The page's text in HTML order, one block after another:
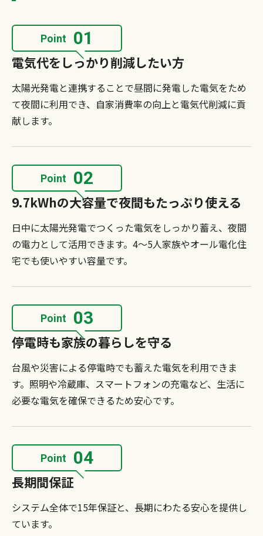
Point 01
電気代をしっかり削減したい方
太陽光発電と連携することで昼間に発電した電気をため
て夜間に利用でき、自家消費率の向上と電気代削減に貢
献します。
Point 02
9.7kWhの大容量で夜間もたっぷり使える
日中に太陽光発電でつくった電気をしっかり蓄え、夜間
の電力として活用できます。4～5人家族やオール電化住
宅でも使いやすい容量です。
Point 03
停電時も家族の暮らしを守る
台風や災害による停電時でも蓄えた電気を利用できま
す。照明や冷蔵庫、スマートフォンの充電など、生活に
必要な電気を確保できるため安心です。
Point 04
長期間保証
システム全体で15年保証と、長期にわたる安心を提供し
ています。